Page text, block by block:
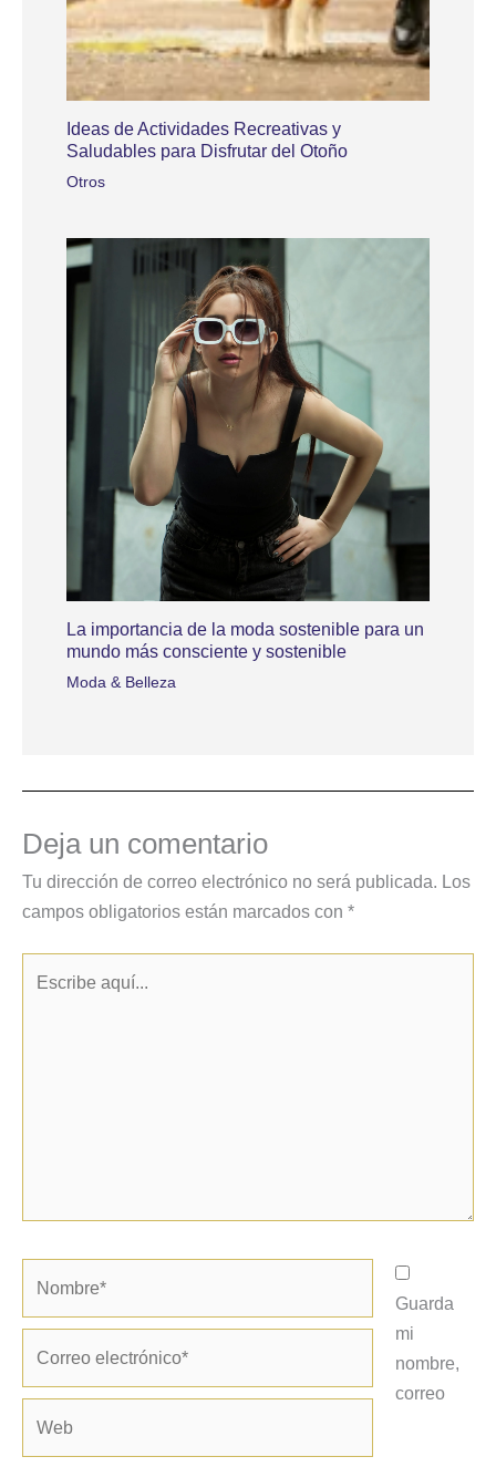
Ideas de Actividades Recreativas y
Saludables para Disfrutar del Otoño
Otros
La importancia de la moda sostenible para un
mundo más consciente y sostenible
Moda & Belleza
Deja un comentario
Tu dirección de correo electrónico no será publicada. Los
campos obligatorios están marcados con *
Guarda
mi
nombre,
correo